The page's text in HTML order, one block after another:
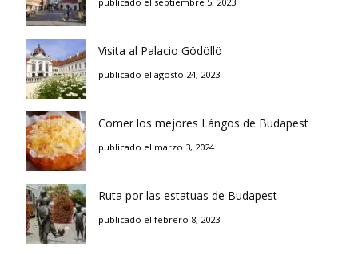
Visita al Palacio Gödöllö
publicado el agosto 24, 2023
Comer los mejores Lángos de Budapest
publicado el marzo 3, 2024
Ruta por las estatuas de Budapest
publicado el febrero 8, 2023